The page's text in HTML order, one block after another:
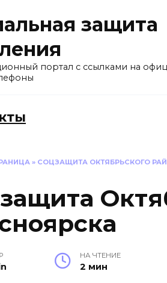
защита
портал с ссылками на
» СОЦЗАЩИТА ОКТЯБРЬСКОГО
НА ЧТЕНИЕ
2 мин